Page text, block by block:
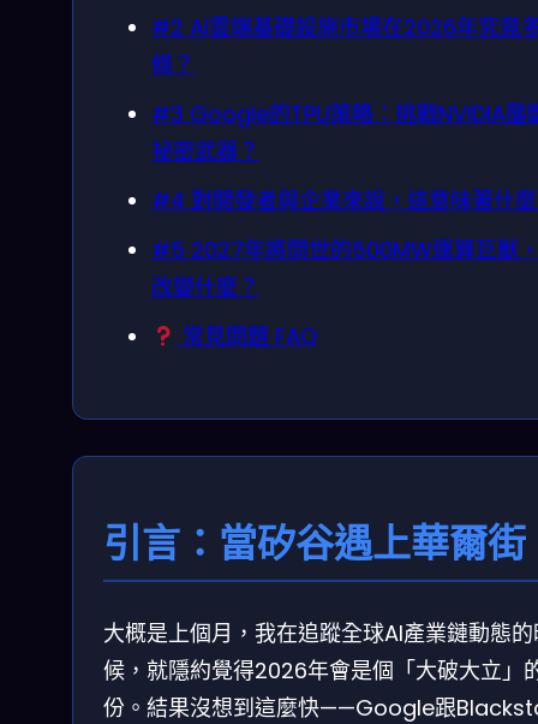
#2 AI雲端基礎設施市場在2026年究竟
條？
#3 Google的TPU策略：挑戰NVIDIA壟
祕密武器？
#4 對開發者與企業來說，這意味著什
#5 2027年將問世的500MW運算巨獸
改變什麼？
常見問題 FAQ
引言：當矽谷遇上華爾街
大概是上個月，我在追蹤全球AI產業鏈動態
候，就隱約覺得2026年會是個「大破大立」
份。結果沒想到這麼快——Google跟